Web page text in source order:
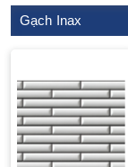
Gạch Inax